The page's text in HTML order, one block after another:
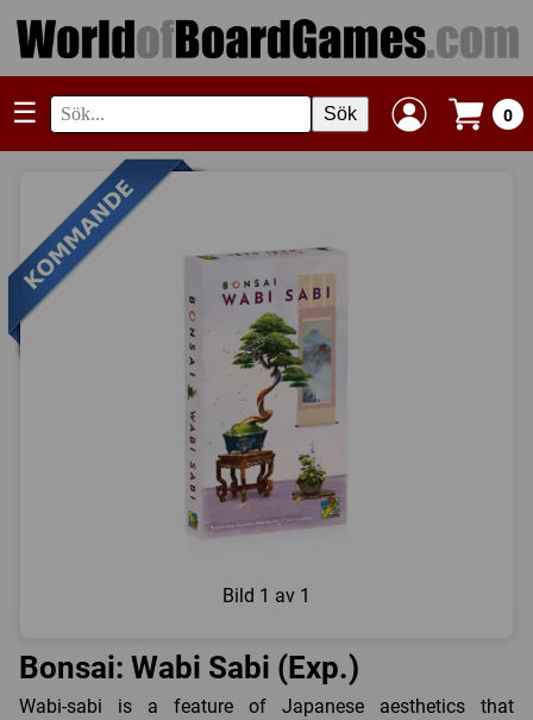
☰ Sök 0
Bild 1 av 1
Bonsai: Wabi Sabi (Exp.)
Wabi-sabi is a feature of Japanese aesthetics that